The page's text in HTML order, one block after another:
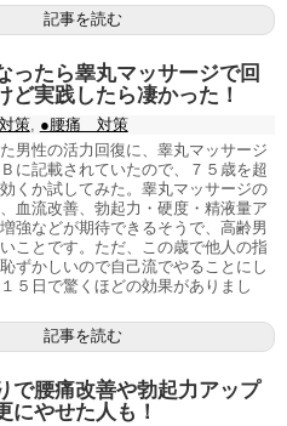
記事を読む
ったら睾丸マッサージで回
ど実践したら凄かった！
策, ●腰痛 対策
男性の活力回復に、睾丸マッサージ
に記載されていたので、７５歳を超
くか試してみた。睾丸マッサージの
血流改善、勃起力・硬度・精液量ア
強などが期待できるそうで、高齢男
ことです。ただ、この歳で他人の指
ずかしいので自己流でやることにし
５日で驚くほどの効果がありまし
記事を読む
で腰痛改善や勃起力アップ
にやせた人も！